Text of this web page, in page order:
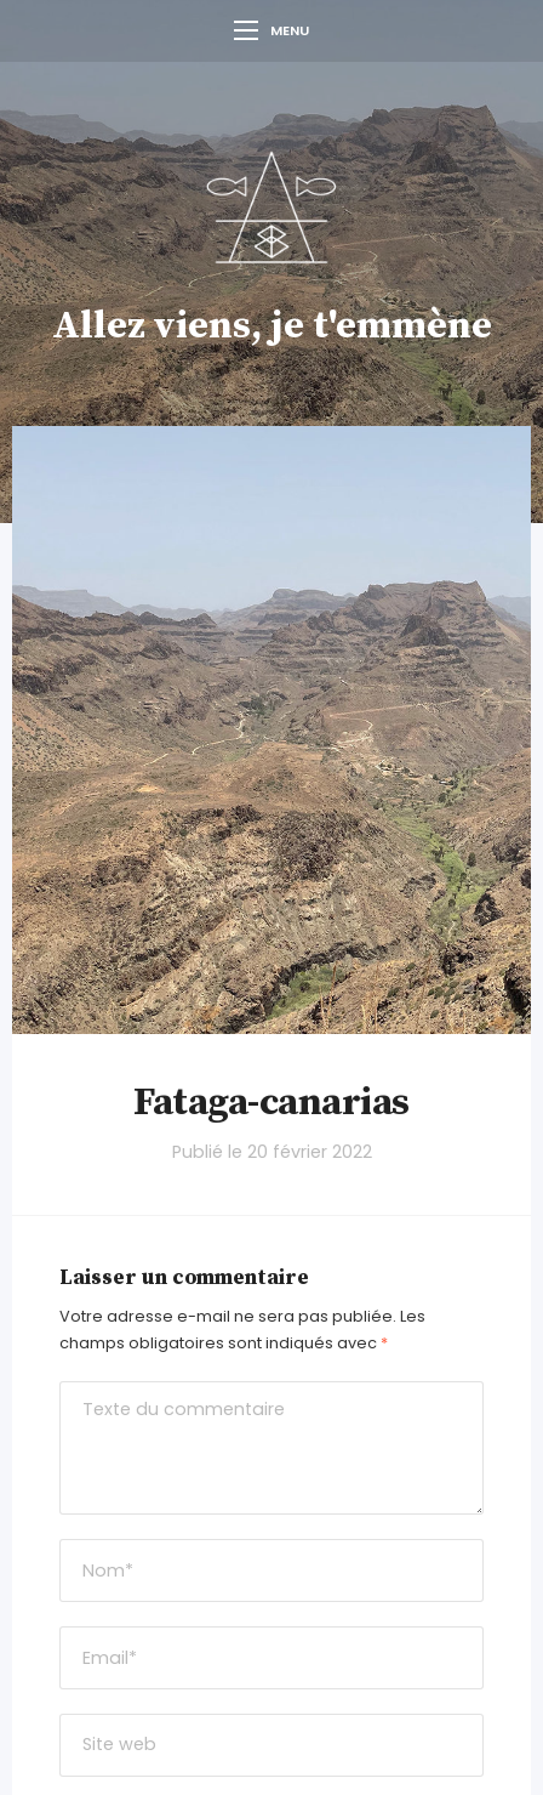
MENU
Allez viens, je t'emmène
Fataga-canarias
Publié le 20 février 2022
Laisser un commentaire
Votre adresse e-mail ne sera pas publiée. Les
champs obligatoires sont indiqués avec *